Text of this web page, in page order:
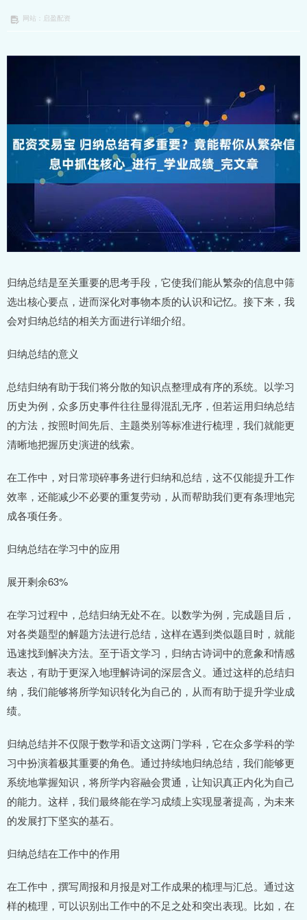
网站：启盈配资
归纳总结是至关重要的思考手段，它使我们能从繁杂的信息中筛
选出核心要点，进而深化对事物本质的认识和记忆。接下来，我
会对归纳总结的相关方面进行详细介绍。
归纳总结的意义
总结归纳有助于我们将分散的知识点整理成有序的系统。以学习
历史为例，众多历史事件往往显得混乱无序，但若运用归纳总结
的方法，按照时间先后、主题类别等标准进行梳理，我们就能更
清晰地把握历史演进的线索。
在工作中，对日常琐碎事务进行归纳和总结，这不仅能提升工作
效率，还能减少不必要的重复劳动，从而帮助我们更有条理地完
成各项任务。
归纳总结在学习中的应用
展开剩余63%
在学习过程中，总结归纳无处不在。以数学为例，完成题目后，
对各类题型的解题方法进行总结，这样在遇到类似题目时，就能
迅速找到解决方法。至于语文学习，归纳古诗词中的意象和情感
表达，有助于更深入地理解诗词的深层含义。通过这样的总结归
纳，我们能够将所学知识转化为自己的，从而有助于提升学业成
绩。
归纳总结并不仅限于数学和语文这两门学科，它在众多学科的学
习中扮演着极其重要的角色。通过持续地归纳总结，我们能够更
系统地掌握知识，将所学内容融会贯通，让知识真正内化为自己
的能力。这样，我们最终能在学习成绩上实现显著提高，为未来
的发展打下坚实的基石。
归纳总结在工作中的作用
在工作中，撰写周报和月报是对工作成果的梳理与汇总。通过这
样的梳理，可以识别出工作中的不足之处和突出表现。比如，在